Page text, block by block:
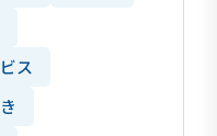
ス